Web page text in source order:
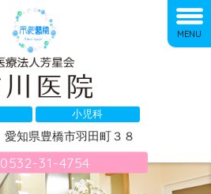
小児科
愛知県豊橋市羽田町３８
0532-31-4754
MENU